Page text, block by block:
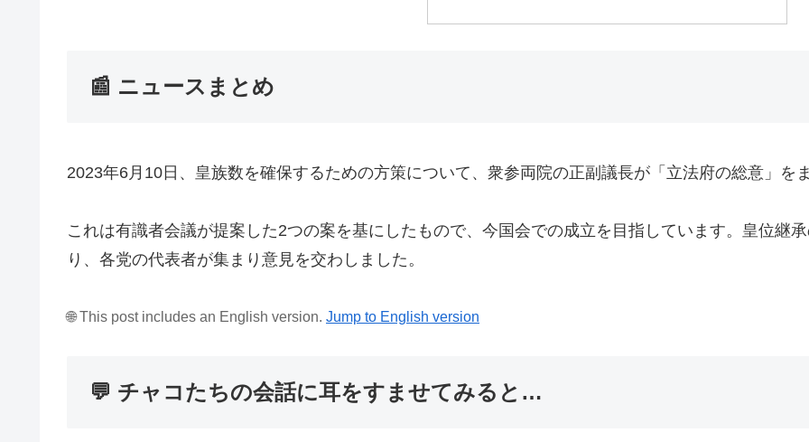
📰 ニュースまとめ
2023年6月10日、皇族数を確保するための方策について、衆参両院の正副議長が「立法府の総意」を
これは有識者会議が提案した2つの案を基にしたもので、今国会での成立を目指しています。皇位継
り、各党の代表者が集まり意見を交わしました。
🌐 This post includes an English version. Jump to English version
💬 チャコたちの会話に耳をすませてみると…